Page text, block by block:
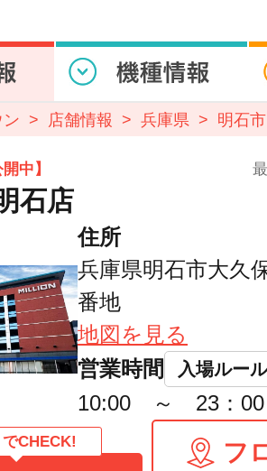
店舗情報 兵庫県 明石市
中】
石店
住所
兵庫県明石市大久
番地
地図を見る
営業時間
入場ルール
10:00 ～ 23：00
CHECK! フ